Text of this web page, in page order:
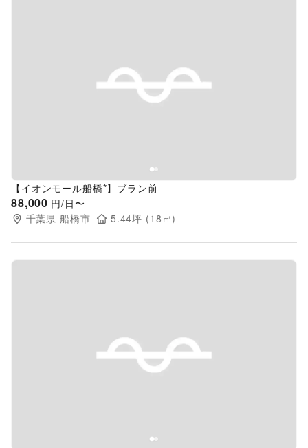
Previous slide
【イオンモール船橋*】ブラン前
88,000 円/日〜
千葉県 船橋市 5.44坪 (18 ㎡)
Previous slide